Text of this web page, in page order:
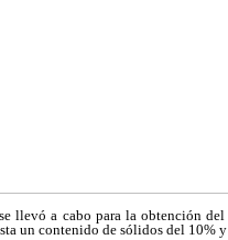
llevó a cabo para la obtención
un contenido de sólidos del 10%